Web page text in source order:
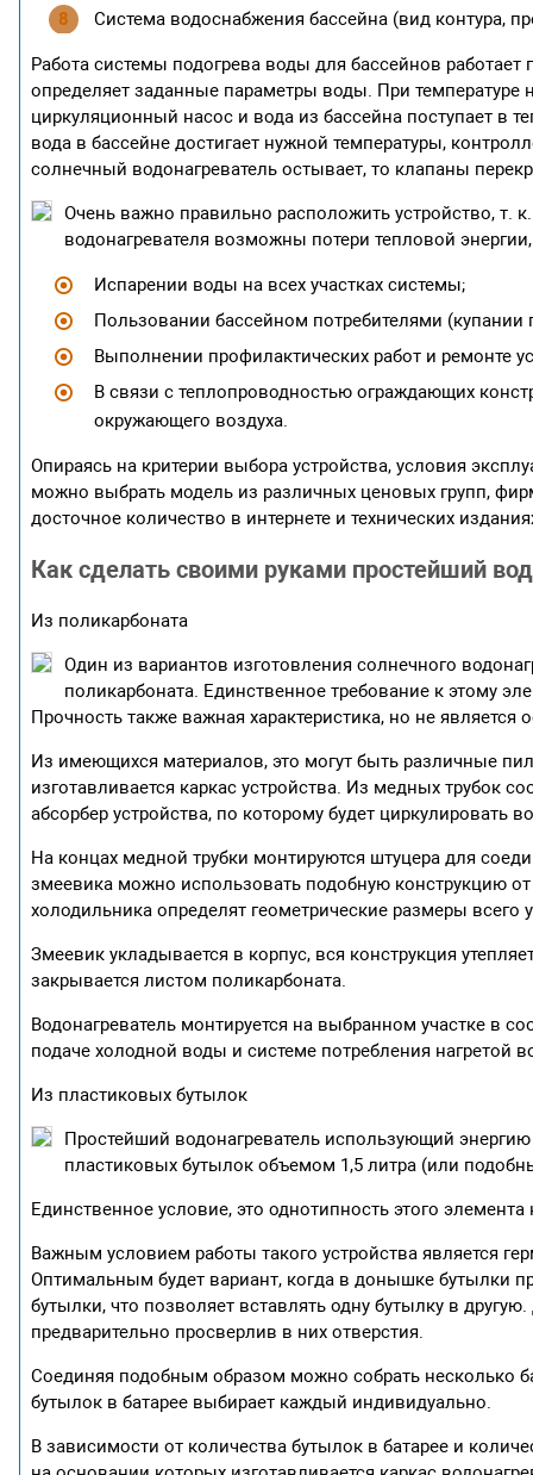
Система водоснабжения бассейна (вид контура,
Работа системы подогрева воды для бассейнов
определяет заданные параметры воды. При температуре
циркуляционный насос и вода из бассейна поступает в
вода в бассейне достигает нужной температуры,
солнечный водонагреватель остывает, то клапаны
Очень важно правильно расположить устройство, т.
водонагревателя возможны потери тепловой
Испарении воды на всех участках системы;
Пользовании бассейном потребителями (купании
Выполнении профилактических работ и ремонте
В связи с теплопроводностью ограждающих
окружающего воздуха.
Опираясь на критерии выбора устройства, условия
можно выбрать модель из различных ценовых групп,
досточное количество в интернете и технических
Как сделать своими руками простейший
Из поликарбоната
Один из вариантов изготовления солнечного
поликарбоната. Единственное требование к этому
Прочность также важная характеристика, но не является
Из имеющихся материалов, это могут быть различные
изготавливается каркас устройства. Из медных трубок
абсорбер устройства, по которому будет циркулировать
На концах медной трубки монтируются штуцера для
змеевика можно использовать подобную конструкцию
холодильника определят геометрические размеры всего
Змеевик укладывается в корпус, вся конструкция
закрывается листом поликарбоната.
Водонагреватель монтируется на выбранном участке в
подаче холодной воды и системе потребления нагретой
Из пластиковых бутылок
Простейший водонагреватель использующий
пластиковых бутылок объемом 1,5 литра (или
Единственное условие, это однотипность этого элемента
Важным условием работы такого устройства является
Оптимальным будет вариант, когда в донышке бутылки
бутылки, что позволяет вставлять одну бутылку в
предварительно просверлив в них отверстия.
Соединяя подобным образом можно собрать несколько
бутылок в батарее выбирает каждый индивидуально.
В зависимости от количества бутылок в батарее и